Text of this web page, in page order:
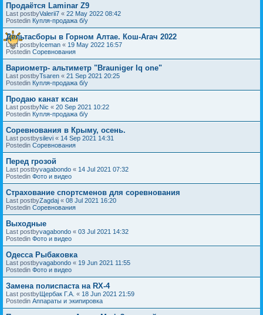
Продаётся Laminar Z9
Last postbyValerii7 « 22 May 2022 08:42
Postedin Купля-продажа б/у
Дельтасборы в Горном Алтае. Кош-Агач 2022
Last postbyIceman « 19 May 2022 16:57
Postedin Соревнования
Вариометр- альтиметр "Brauniger Iq one"
Last postbyTsaren « 21 Sep 2021 20:25
Postedin Купля-продажа б/у
Продаю канат ксан
Last postbyNic « 20 Sep 2021 10:22
Postedin Купля-продажа б/у
Соревнования в Крыму, осень.
Last postbysilevi « 14 Sep 2021 14:31
Postedin Соревнования
Перед грозой
Last postbyvagabondo « 14 Jul 2021 07:32
Postedin Фото и видео
Страхование спортсменов для соревнования
Last postbyZagdaj « 08 Jul 2021 16:20
Postedin Соревнования
Выходные
Last postbyvagabondo « 03 Jul 2021 14:32
Postedin Фото и видео
Одесса Рыбаковка
Last postbyvagabondo « 19 Jun 2021 11:55
Postedin Фото и видео
Замена полиспаста на RX-4
Last postbyЩербак Г.А. « 18 Jun 2021 21:59
Postedin Аппараты и экипировка